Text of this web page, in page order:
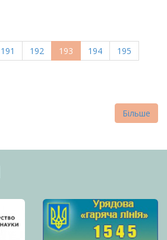
Page
191 Page
192
Поточна
сторінка
193 Page
194 Page
195
Більше